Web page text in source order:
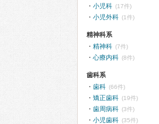
小児科 (17件)
小児外科 (1件)
精神科系
精神科 (7件)
心療内科 (8件)
歯科系
歯科 (66件)
矯正歯科 (19件)
歯周病科 (3件)
小児歯科 (35件)